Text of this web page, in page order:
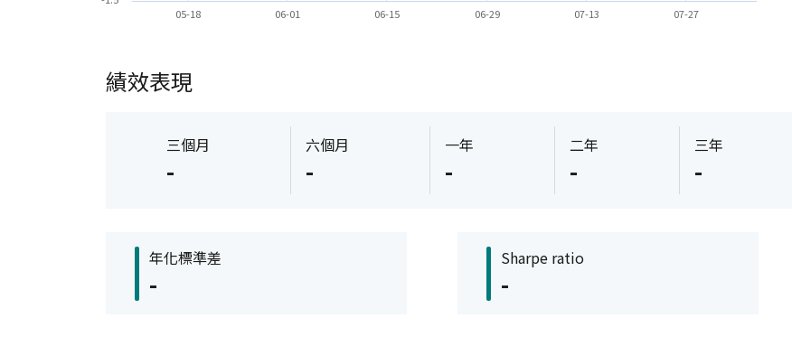
05-18 06-01 06-15 06-29 07-13 07-27
績效表現
三個月
-
六個月
-
一年
-
二年
-
三年
-
年化標準差
-
Sharpe ratio
-